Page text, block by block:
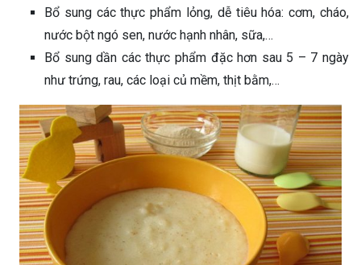
Bổ sung các thực phẩm lỏng, dễ tiêu hóa: cơm, cháo,
nước bột ngó sen, nước hạnh nhân, sữa,…
Bổ sung dần các thực phẩm đặc hơn sau 5 – 7 ngày
như trứng, rau, các loại củ mềm, thịt bằm,…